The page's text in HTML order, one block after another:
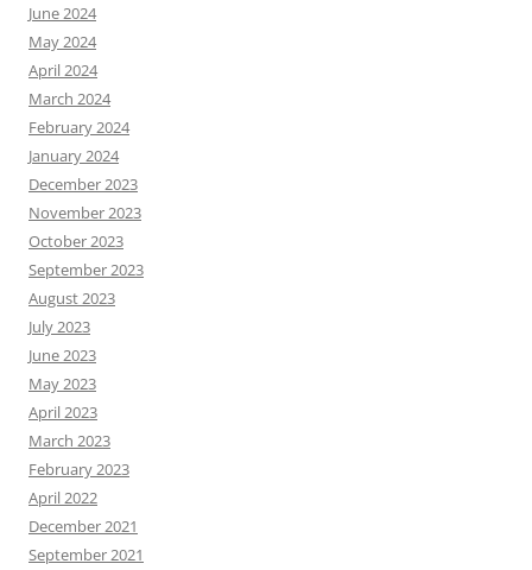
June 2024
May 2024
April 2024
March 2024
February 2024
January 2024
December 2023
November 2023
October 2023
September 2023
August 2023
July 2023
June 2023
May 2023
April 2023
March 2023
February 2023
April 2022
December 2021
September 2021